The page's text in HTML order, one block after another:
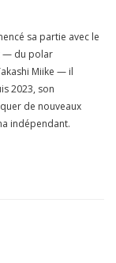
sa partie avec le
— du polar
Miike — il
2023, son
de nouveaux
indépendant.